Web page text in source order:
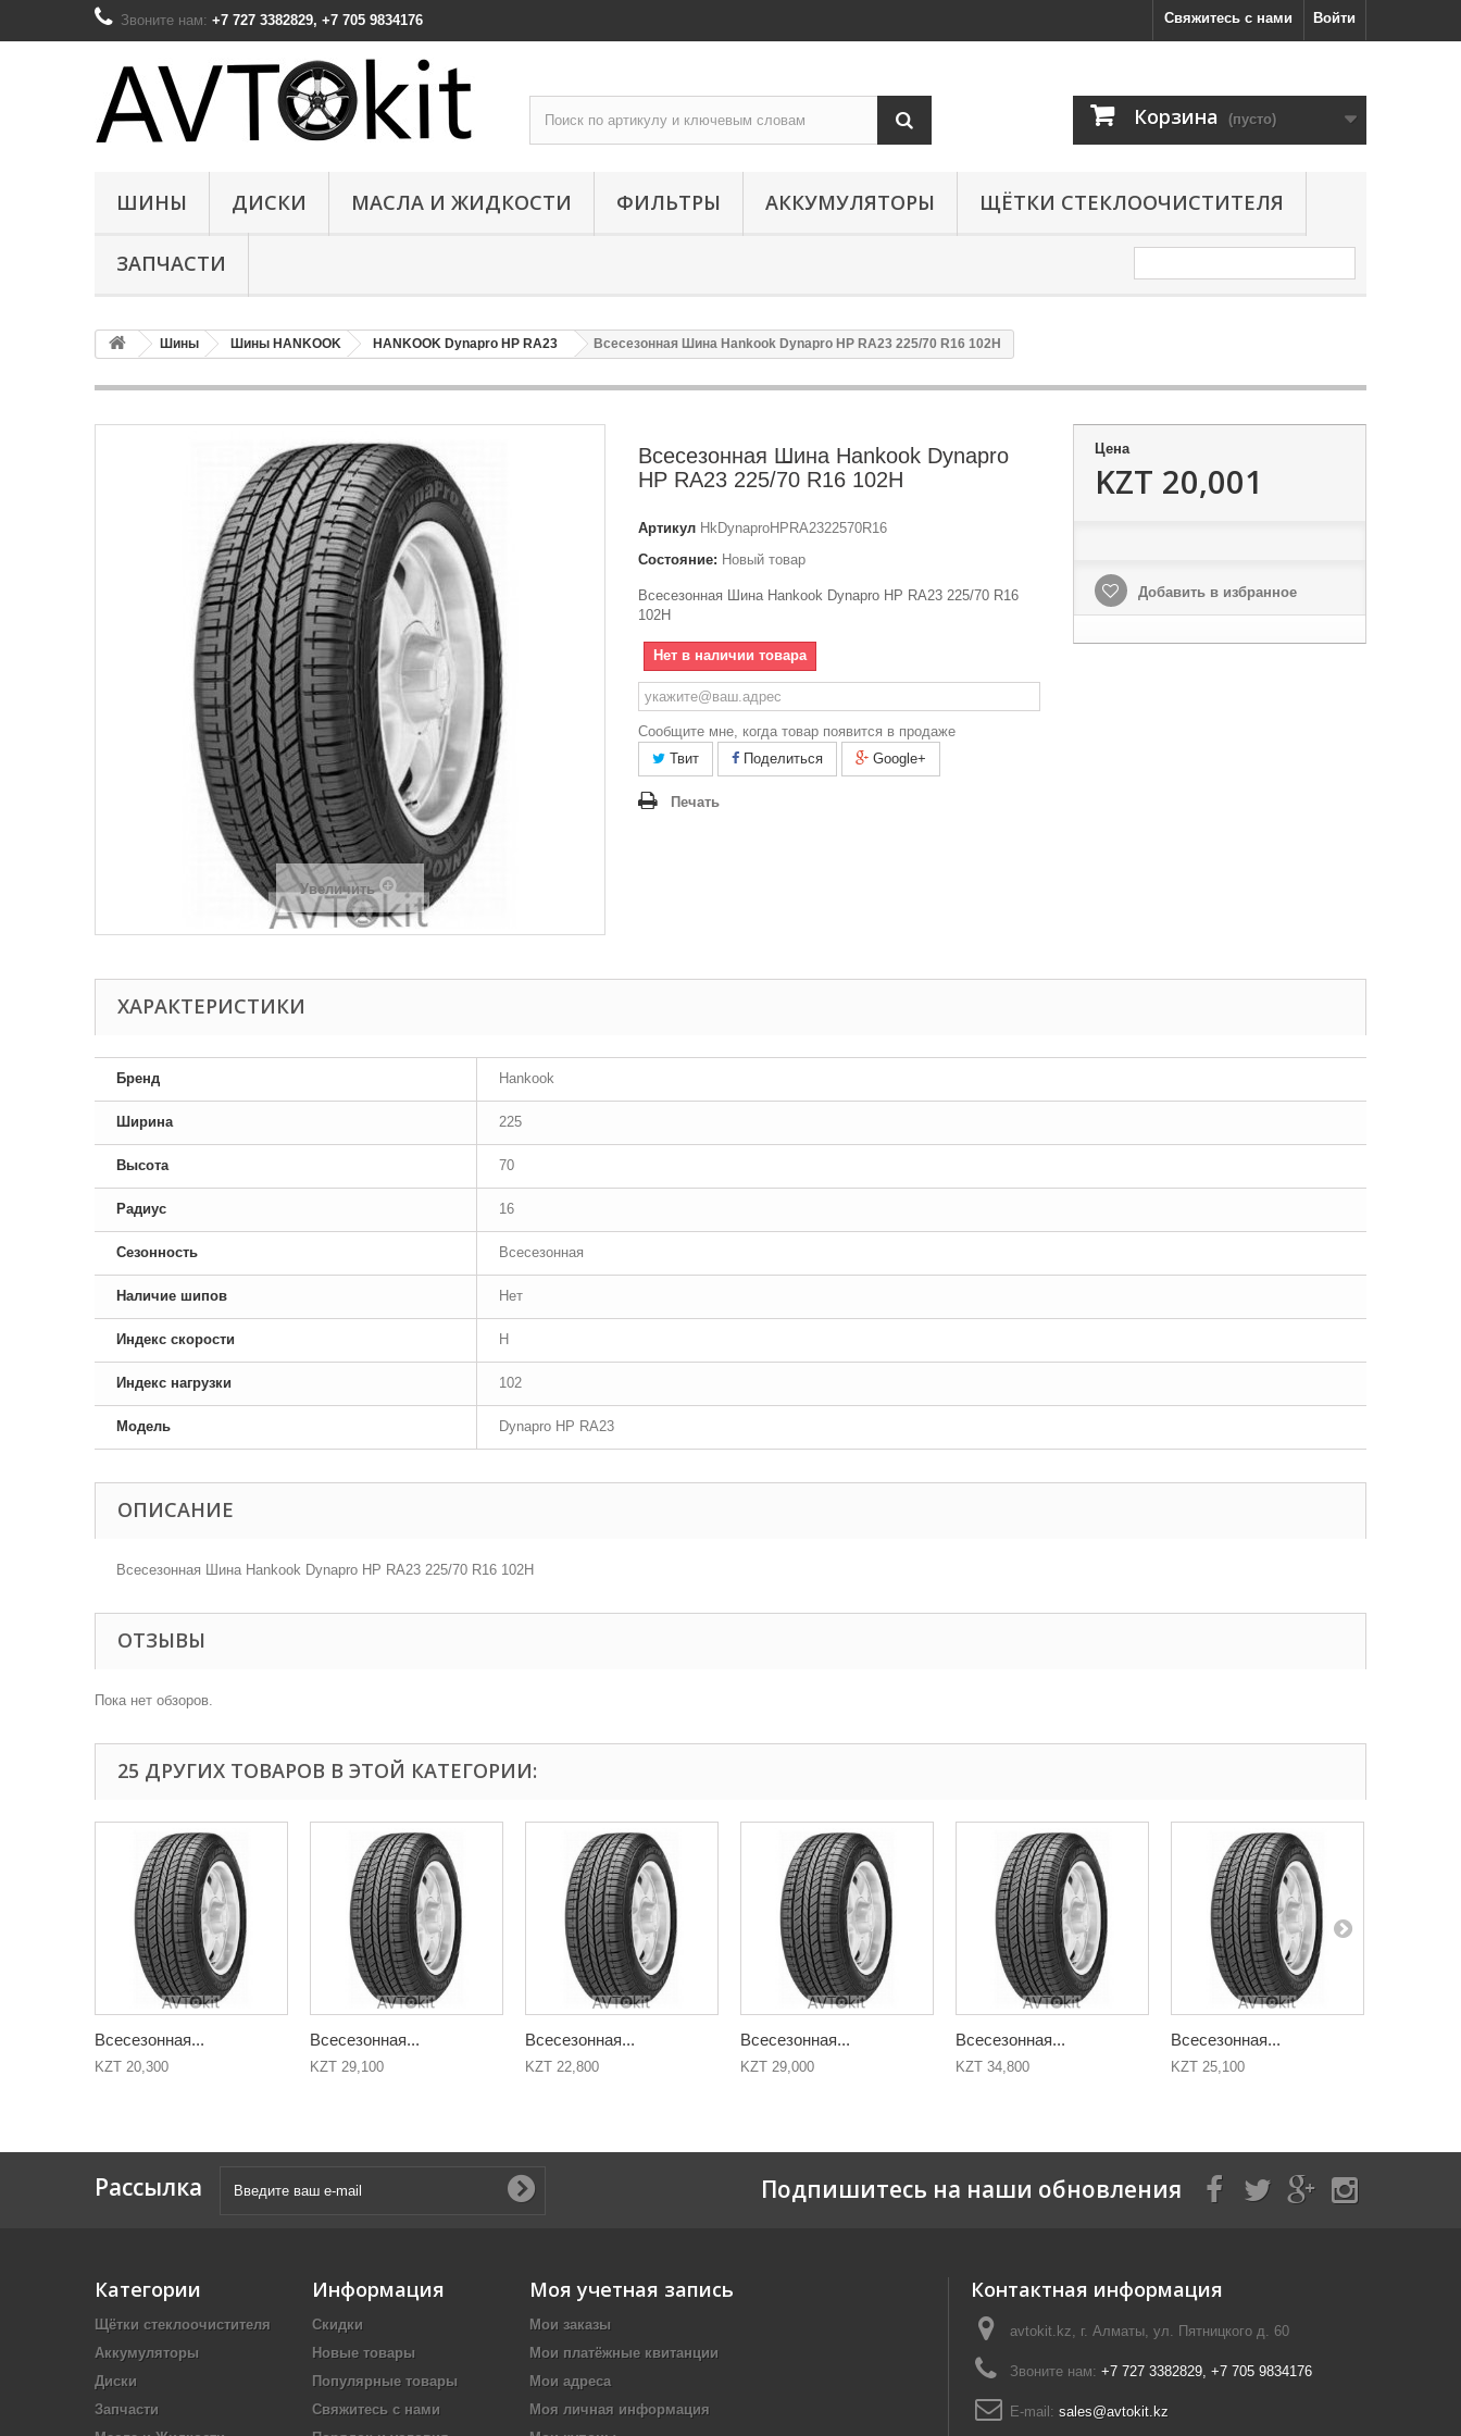
Войти
Свяжитесь с нами
Звоните нам: +7 727 3382829, +7 705 9834176
Корзина (пусто)
ШИНЫ ДИСКИ МАСЛА И ЖИДКОСТИ ФИЛЬТРЫ АККУМУЛЯТОРЫ ЩЁТКИ СТЕКЛООЧИСТИТЕЛЯ
ЗАПЧАСТИ
Шины Шины HANKOOK HANKOOK Dynapro HP RA23 Всесезонная Шина Hankook Dynapro HP RA23 225/70 R16 102H
Увеличить
Всесезонная Шина Hankook Dynapro
HP RA23 225/70 R16 102H
Артикул HkDynaproHPRA2322570R16
Состояние: Новый товар
Всесезонная Шина Hankook Dynapro HP RA23 225/70 R16
102H
Нет в наличии товара
Сообщите мне, когда товар появится в продаже
Твит
Поделиться Google+
Печать
Цена
KZT 20,001
Добавить в избранное
ХАРАКТЕРИСТИКИ
Бренд Hankook
Ширина 225
Высота 70
Радиус 16
Сезонность Всесезонная
Наличие шипов Нет
Индекс скорости H
Индекс нагрузки 102
Модель Dynapro HP RA23
ОПИСАНИЕ
Всесезонная Шина Hankook Dynapro HP RA23 225/70 R16 102H
ОТЗЫВЫ
Пока нет обзоров.
25 ДРУГИХ ТОВАРОВ В ЭТОЙ КАТЕГОРИИ:
Всесезонная...
KZT 20,300
Всесезонная...
KZT 29,100
Всесезонная...
KZT 22,800
Всесезонная...
KZT 29,000
Всесезонная...
KZT 34,800
Всесезонная...
KZT 25,100
Рассылка Подпишитесь на наши обновления
Категории
Щётки стеклоочистителя
Аккумуляторы
Диски
Запчасти
Информация
Скидки
Новые товары
Популярные товары
Свяжитесь с нами
Моя учетная запись
Мои заказы
Мои платёжные квитанции
Мои адреса
Моя личная информация
Контактная информация
avtokit.kz, г. Алматы, ул. Пятницкого д. 60
Звоните нам: +7 727 3382829, +7 705 9834176
E-mail: sales@avtokit.kz